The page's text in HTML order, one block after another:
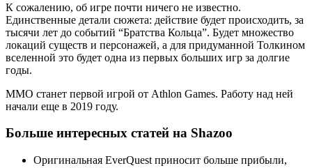
К сожалению, об игре почти ничего не известно.
Единственные детали сюжета: действие будет происходить, за
тысячи лет до событий “Братства Кольца”. Будет множество
локаций существ и персонажей, а для придуманной Толкином
вселенной это будет одна из первых больших игр за долгие
годы.
MMO станет первой игрой от Athlon Games. Работу над ней
начали еще в 2019 году.
Больше интересных статей на Shazoo
Оригинальная EverQuest приносит больше прибыли,